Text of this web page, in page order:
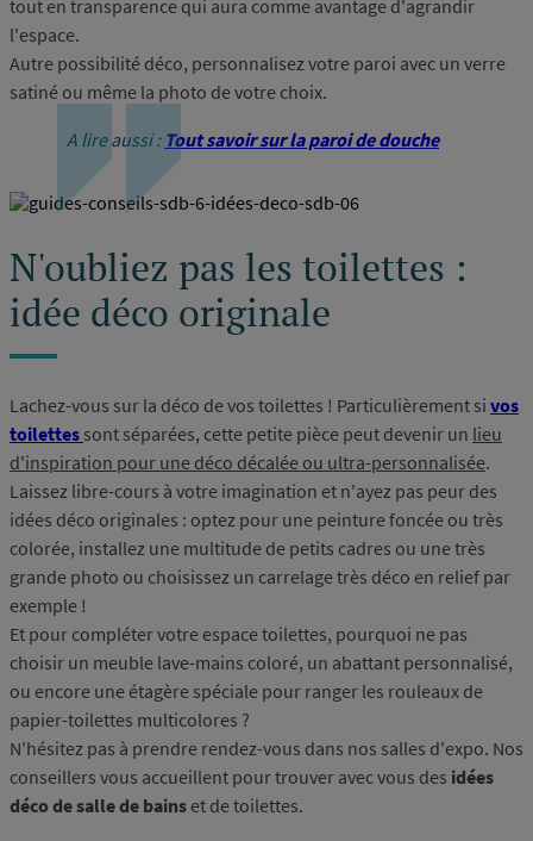
tout en transparence qui aura comme avantage d'agrandir
l'espace.
Autre possibilité déco, personnalisez votre paroi avec un verre
satiné ou même la photo de votre choix.
A lire aussi : Tout savoir sur la paroi de douche
N'oubliez pas les toilettes :
idée déco originale
Lachez-vous sur la déco de vos toilettes ! Particulièrement si vos
toilettes sont séparées, cette petite pièce peut devenir un lieu
d'inspiration pour une déco décalée ou ultra-personnalisée.
Laissez libre-cours à votre imagination et n'ayez pas peur des
idées déco originales : optez pour une peinture foncée ou très
colorée, installez une multitude de petits cadres ou une très
grande photo ou choisissez un carrelage très déco en relief par
exemple !
Et pour compléter votre espace toilettes, pourquoi ne pas
choisir un meuble lave-mains coloré, un abattant personnalisé,
ou encore une étagère spéciale pour ranger les rouleaux de
papier-toilettes multicolores ?
N'hésitez pas à prendre rendez-vous dans nos salles d'expo. Nos
conseillers vous accueillent pour trouver avec vous des idées
déco de salle de bains et de toilettes.